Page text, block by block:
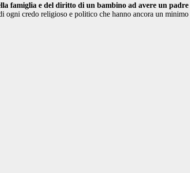
famiglia e del diritto di un bambino ad avere un
ogni credo religioso e politico che hanno ancora un